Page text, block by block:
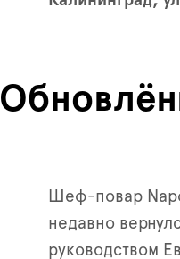
Шеф-повар
недавно
руководством